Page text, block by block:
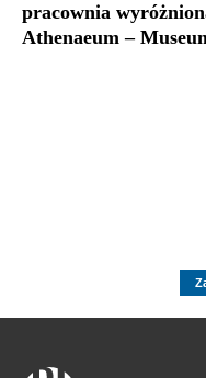
pracownia
Athenaeum –